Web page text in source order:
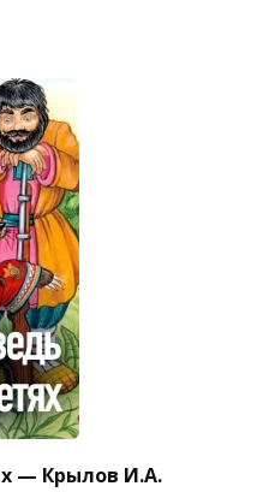
— Крылов И.А.